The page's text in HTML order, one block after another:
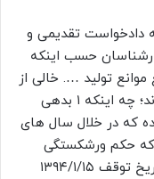
دادخواست تقدیمی و
حسب اینکه
به ماده ۲۰ قانون رفع موانع تولید …. خالی از
اشکال نیست ادعای خواهان را وارد می داند؛ چه اینکه ۱ بدهی
که در خلال سال های
که حکم ورشکستگی
شرکت …. در سال ۱۳۹۶ صادر گردیده و تاریخ توقف ۱۳۹۴/۱/۱۵